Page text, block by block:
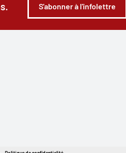
S'abonner à l'infolettre